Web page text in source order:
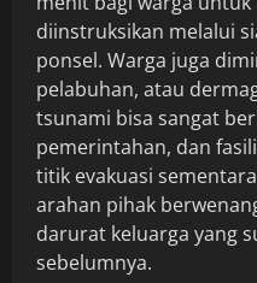
diinstruksikan melalui
ponsel. Warga juga
pelabuhan, atau
tsunami bisa sangat
pemerintahan, dan
titik evakuasi
arahan pihak
darurat keluarga yang
sebelumnya.